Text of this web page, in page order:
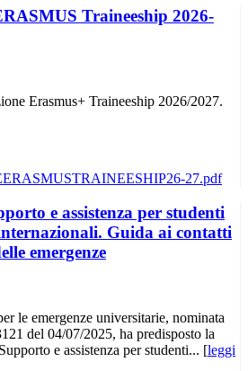
Traineeship 2026-
Erasmus+ Traineeship 2026/2027.
e assistenza per studenti
Guida ai contatti
emergenze
le emergenze universitarie, nominata
del 04/07/2025, ha predisposto la
e assistenza per studenti... [leggi